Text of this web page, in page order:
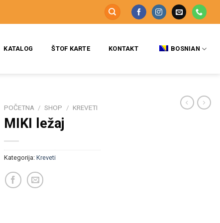
KATALOG ŠTOF KARTE KONTAKT BOSNIAN
POČETNA / SHOP / KREVETI
MIKI ležaj
Kategorija:Kreveti